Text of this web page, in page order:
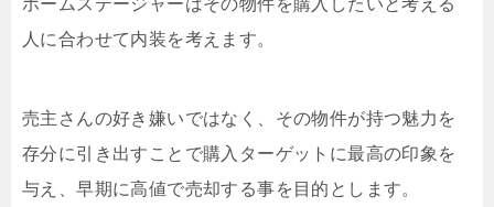
人に合わせて内装を考えます。
売主さんの好き嫌いではなく、その物件が持つ魅力を
存分に引き出すことで購入ターゲットに最高の印象を
与え、早期に高値で売却する事を目的とします。